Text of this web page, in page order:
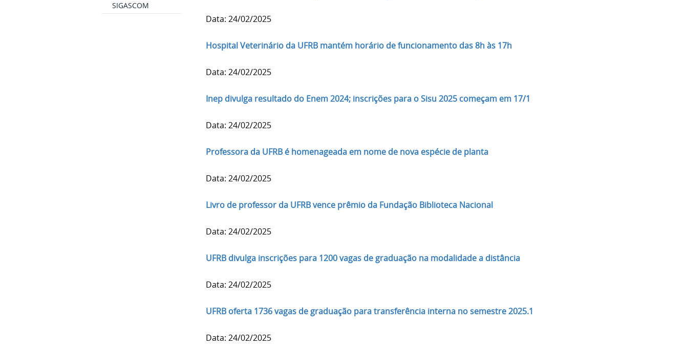
SIGASCOM
Data: 24/02/2025
Hospital Veterinário da UFRB mantém horário de funcionamento das 8h às 17h
Data: 24/02/2025
Inep divulga resultado do Enem 2024; inscrições para o Sisu 2025 começam em 17/1
Data: 24/02/2025
Professora da UFRB é homenageada em nome de nova espécie de planta
Data: 24/02/2025
Livro de professor da UFRB vence prêmio da Fundação Biblioteca Nacional
Data: 24/02/2025
UFRB divulga inscrições para 1200 vagas de graduação na modalidade a distância
Data: 24/02/2025
UFRB oferta 1736 vagas de graduação para transferência interna no semestre 2025.1
Data: 24/02/2025